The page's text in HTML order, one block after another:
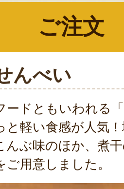
ご注文
んべい
ードともいわれる
と軽い食感が人気
んぶ味のほか、煮
ご用意しました。